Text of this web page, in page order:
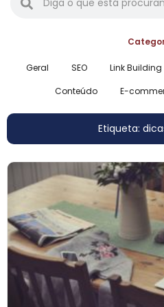
Geral SEO Link Building
Conteúdo
E-
Etiqueta: